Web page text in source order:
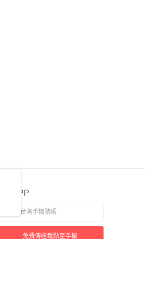
官方APP
免費傳送載點至手機